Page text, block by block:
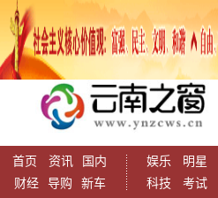
首页 资讯
国内
财经
导购 新车
娱乐 明星
科技
考试